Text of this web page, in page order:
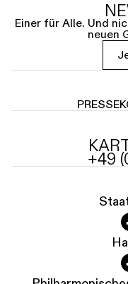
Einer für Alle. Und
neuen
PRESSE
+49